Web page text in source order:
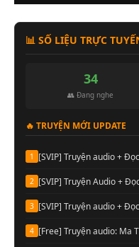
📊 SỐ LIỆU TRỰC
34
👥 Đang nghe
🔥 TRUYỆN MỚI UPDATE
1
2
3
4